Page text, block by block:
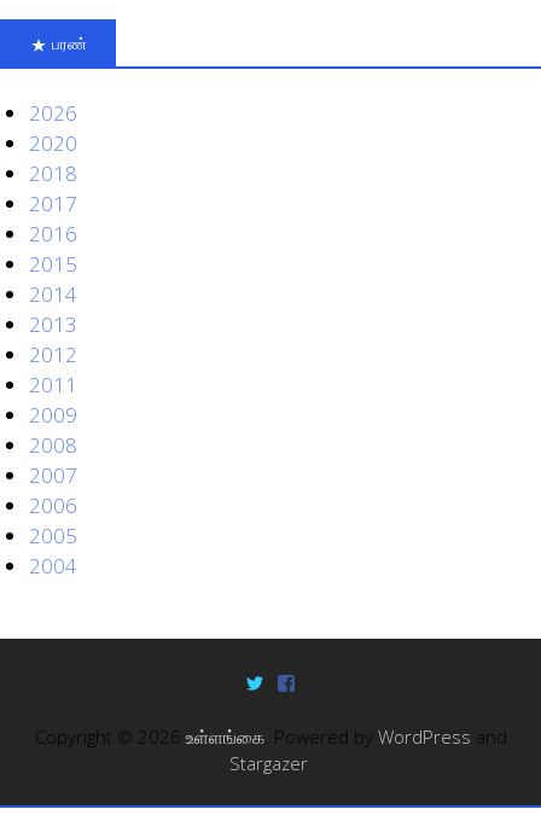
பரண்
2026
2020
2018
2017
2016
2015
2014
2013
2012
2011
2009
2008
2007
2006
2005
2004
Copyright © 2026 உள்ளங்கை. Powered by WordPress and
Stargazer.